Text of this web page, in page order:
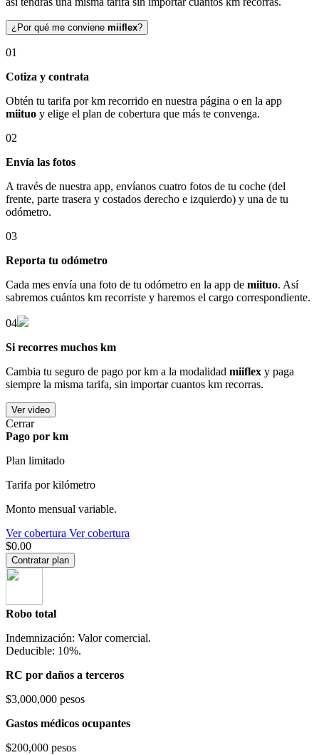
¿Por qué me conviene miiflex?
01
Cotiza y contrata
Obtén tu tarifa por km recorrido en nuestra página o en la app
miituo y elige el plan de cobertura que más te convenga.
02
Envía las fotos
A través de nuestra app, envíanos cuatro fotos de tu coche (del
frente, parte trasera y costados derecho e izquierdo) y una de tu
odómetro.
03
Reporta tu odómetro
Cada mes envía una foto de tu odómetro en la app de miituo. Así
sabremos cuántos km recorriste y haremos el cargo correspondiente.
04
Si recorres muchos km
Cambia tu seguro de pago por km a la modalidad miiflex y paga
siempre la misma tarifa, sin importar cuantos km recorras.
Ver video
Cerrar
Pago por km
Plan limitado
Tarifa por kilómetro
Monto mensual variable.
Ver cobertura Ver cobertura
$0.00
Contratar plan
Robo total
Indemnización: Valor comercial.
Deducible: 10%.
RC por daños a terceros
$3,000,000 pesos
Gastos médicos ocupantes
$200,000 pesos